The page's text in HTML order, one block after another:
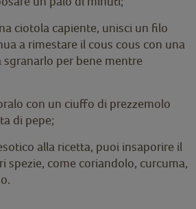
ciotola capiente, unisci un filo
a rimestare il cous cous con una
per bene mentre
con un ciuffo di prezzemolo
di pepe;
alla ricetta, puoi insaporire il
spezie, come coriandolo, curcuma,